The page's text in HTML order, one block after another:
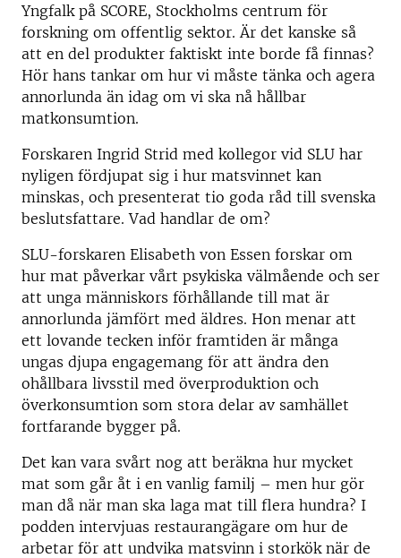
Yngfalk på SCORE, Stockholms centrum för
forskning om offentlig sektor. Är det kanske så
att en del produkter faktiskt inte borde få finnas?
Hör hans tankar om hur vi måste tänka och agera
annorlunda än idag om vi ska nå hållbar
matkonsumtion.
Forskaren Ingrid Strid med kollegor vid SLU har
nyligen fördjupat sig i hur matsvinnet kan
minskas, och presenterat tio goda råd till svenska
beslutsfattare. Vad handlar de om?
SLU-forskaren Elisabeth von Essen forskar om
hur mat påverkar vårt psykiska välmående och ser
att unga människors förhållande till mat är
annorlunda jämfört med äldres. Hon menar att
ett lovande tecken inför framtiden är många
ungas djupa engagemang för att ändra den
ohållbara livsstil med överproduktion och
överkonsumtion som stora delar av samhället
fortfarande bygger på.
Det kan vara svårt nog att beräkna hur mycket
mat som går åt i en vanlig familj – men hur gör
man då när man ska laga mat till flera hundra? I
podden intervjuas restaurangägare om hur de
arbetar för att undvika matsvinn i storkök när de